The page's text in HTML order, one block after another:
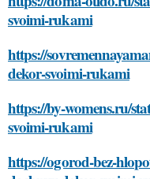
svoimi-rukami
https://
dekor-svoimi-rukami
https://by-womens.ru/
svoimi-rukami
https://ogorod-bez-